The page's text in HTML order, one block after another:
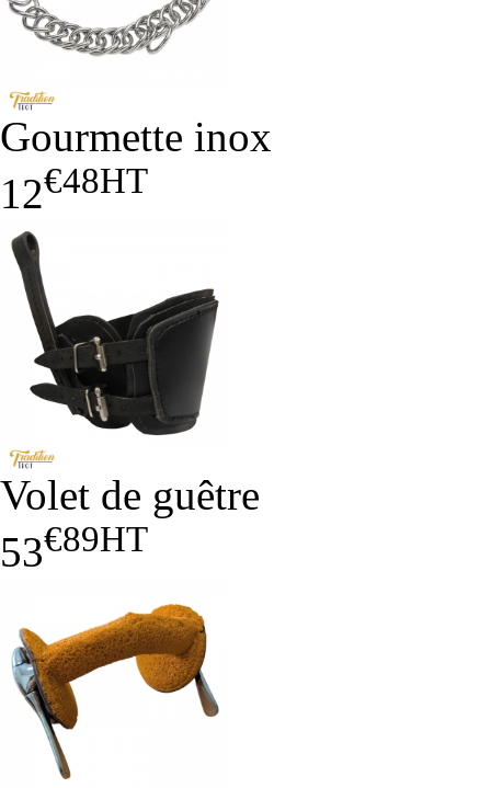
Gourmette inox
12€48HT
Volet de guêtre
53€89HT